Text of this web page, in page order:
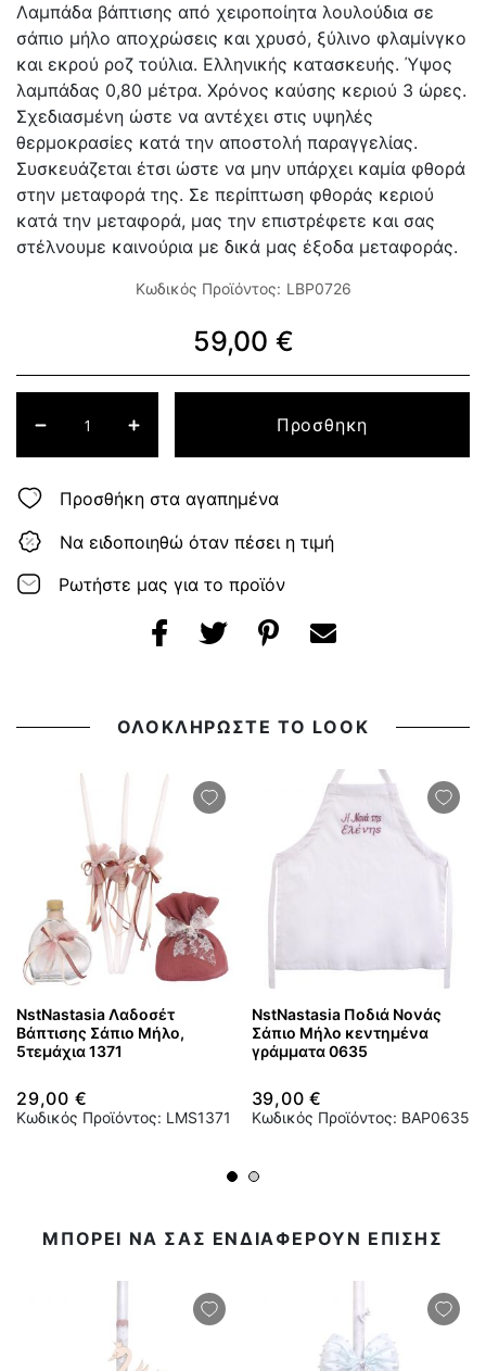
Λαμπάδα βάπτισης από χειροποίητα λουλούδια σε
σάπιο μήλο αποχρώσεις και χρυσό, ξύλινο φλαμίνγκο
και εκρού ροζ τούλια. Ελληνικής κατασκευής. Ύψος
λαμπάδας 0,80 μέτρα. Χρόνος καύσης κεριού 3 ώρες.
Σχεδιασμένη ώστε να αντέχει στις υψηλές
θερμοκρασίες κατά την αποστολή παραγγελίας.
Συσκευάζεται έτσι ώστε να μην υπάρχει καμία φθορά
στην μεταφορά της. Σε περίπτωση φθοράς κεριού
κατά την μεταφορά, μας την επιστρέφετε και σας
στέλνουμε καινούρια με δικά μας έξοδα μεταφοράς.
Κωδικός Προϊόντος: LBP0726
59,00 €
Προσθηκη
Προσθήκη στα αγαπημένα
Να ειδοποιηθώ όταν πέσει η τιμή
Ρωτήστε μας για το προϊόν
ΟΛΟΚΛΗΡΩΣΤΕ ΤΟ LOOK
NstNastasia Λαδοσέτ
Βάπτισης Σάπιο Μήλο,
5τεμάχια 1371
29,00 €
Κωδικός Προϊόντος: LMS1371
NstNastasia Ποδιά Νονάς
Σάπιο Μήλο κεντημένα
γράμματα 0635
39,00 €
Κωδικός Προϊόντος: BAP0635
ΜΠΟΡΕΙ ΝΑ ΣΑΣ ΕΝΔΙΑΦΕΡΟΥΝ ΕΠΙΣΗΣ